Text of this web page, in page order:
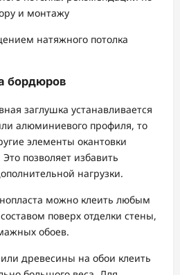
натяжного потолка
бордюров
заглушка устанавливается
алюминиевого профиля, то
элементы окантовки
позволяет избавить
нагрузки.
можно клеить любым
поверх отделки стены,
обоев.
древесины на обои клеить